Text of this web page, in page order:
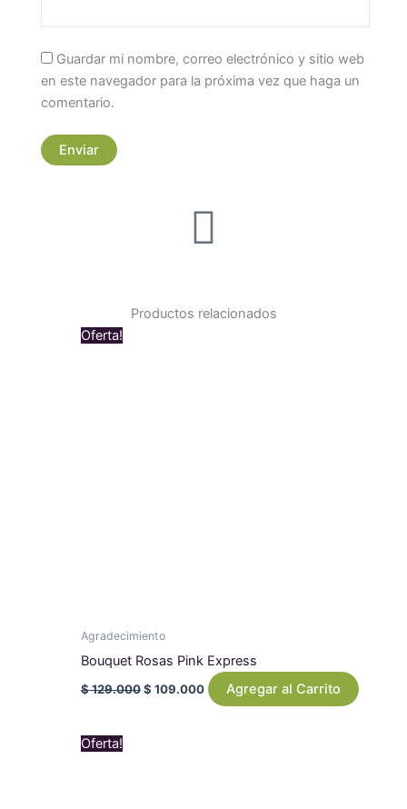
Guardar mi nombre, correo electrónico y sitio web
en este navegador para la próxima vez que haga un
comentario.
Productos relacionados
Oferta!
Agradecimiento
Bouquet Rosas Pink Express
$129.000 $ 109.000 Agregar al Carrito
Oferta!